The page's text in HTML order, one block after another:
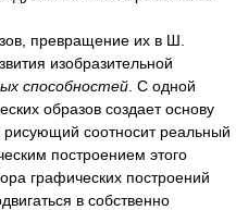
превращение их в Ш.
изобразительной
способностей . С одной
образов создает основу
рисующий соотносит реальный
построением этого
графических построений
в собственно